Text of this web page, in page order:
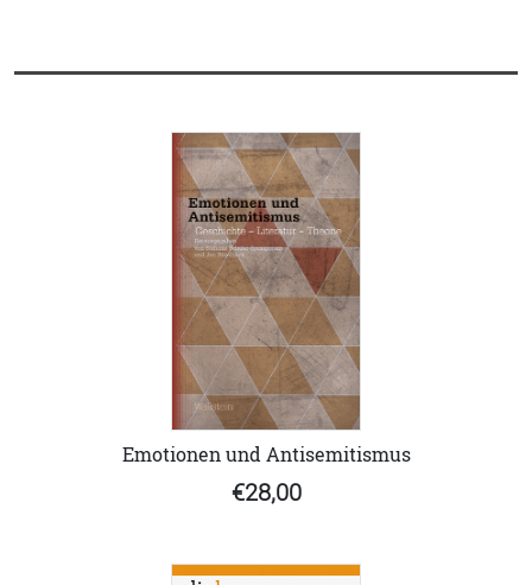
Emotionen und Antisemitismus
€28,00